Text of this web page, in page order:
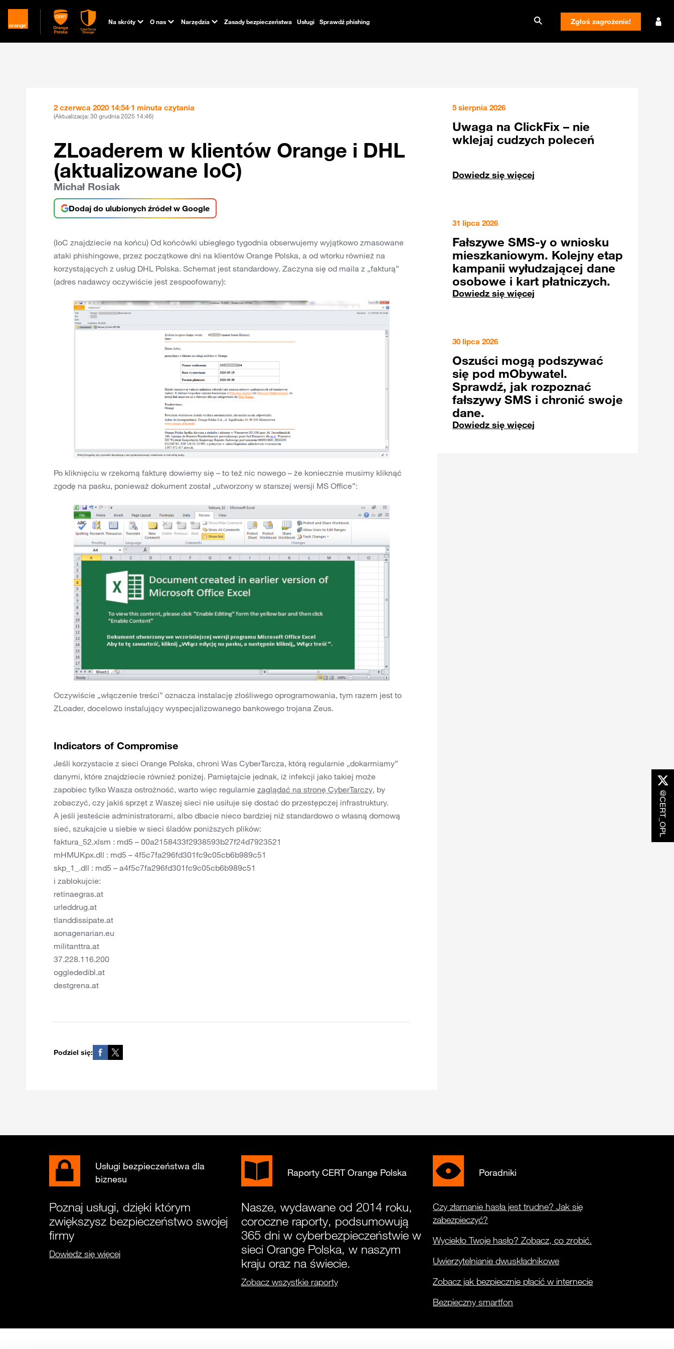
Na skróty O nas Narzędzia Zasady bezpieczeństwa Usługi Sprawdź phishing Zgłoś zagrożenie!
@CERT_OPL
2 czerwca 2020 14:54·1 minuta czytania
(Aktualizacja:30 grudnia 2025 14:46)
ZLoaderem w klientów Orange i DHL
(aktualizowane IoC)
Michał Rosiak
Dodaj do ulubionych źródeł w Google
(IoC znajdziecie na końcu) Od końcówki ubiegłego tygodnia obserwujemy wyjątkowo zmasowane
ataki phishingowe, przez początkowe dni na klientów Orange Polska, a od wtorku również na
korzystających z usług DHL Polska. Schemat jest standardowy. Zaczyna się od maila z „fakturą”
(adres nadawcy oczywiście jest zespoofowany):
Po kliknięciu w rzekomą fakturę dowiemy się – to też nic nowego – że koniecznie musimy kliknąć
zgodę na pasku, ponieważ dokument został „utworzony w starszej wersji MS Office”:
Oczywiście „włączenie treści” oznacza instalację złośliwego oprogramowania, tym razem jest to
ZLoader, docelowo instalujący wyspecjalizowanego bankowego trojana Zeus.
Indicators of Compromise
Jeśli korzystacie z sieci Orange Polska, chroni Was CyberTarcza, którą regularnie „dokarmiamy”
danymi, które znajdziecie również poniżej. Pamiętajcie jednak, iż infekcji jako takiej może
zapobiec tylko Wasza ostrożność, warto więc regularnie zaglądać na stronę CyberTarczy, by
zobaczyć, czy jakiś sprzęt z Waszej sieci nie usiłuje się dostać do przestępczej infrastruktury.
A jeśli jesteście administratorami, albo dbacie nieco bardziej niż standardowo o własną domową
sieć, szukajcie u siebie w sieci śladów poniższych plików:
faktura_52.xlsm : md5 – 00a2158433f2938593b27f24d7923521
mHMUKpx.dll : md5 – 4f5c7fa296fd301fc9c05cb6b989c51
skp_1_.dll : md5 – a4f5c7fa296fd301fc9c05cb6b989c51
i zablokujcie:
retinaegras.at
urleddrug.at
tlanddissipate.at
aonagenarian.eu
militanttra.at
37.228.116.200
ogglededibl.at
destgrena.at
Podziel się:
5 sierpnia 2026
Uwaga na ClickFix – nie
wklejaj cudzych poleceń
Dowiedz się więcej
31 lipca 2026
Fałszywe SMS-y o wniosku
mieszkaniowym. Kolejny etap
kampanii wyłudzającej dane
osobowe i kart płatniczych.
Dowiedz się więcej
30 lipca 2026
Oszuści mogą podszywać
się pod mObywatel.
Sprawdź, jak rozpoznać
fałszywy SMS i chronić swoje
dane.
Dowiedz się więcej
Usługi bezpieczeństwa dla
biznesu
Poznaj usługi, dzięki którym
zwiększysz bezpieczeństwo swojej
firmy
Dowiedz się więcej
Raporty CERT Orange Polska
Nasze, wydawane od 2014 roku,
coroczne raporty, podsumowują
365 dni w cyberbezpieczeństwie w
sieci Orange Polska, w naszym
kraju oraz na świecie.
Zobacz wszystkie raporty
Poradniki
Czy złamanie hasła jest trudne? Jak się
zabezpieczyć?
Wyciekło Twoje hasło? Zobacz, co zrobić.
Uwierzytelnianie dwuskładnikowe
Zobacz jak bezpiecznie płacić w internecie
Bezpieczny smartfon